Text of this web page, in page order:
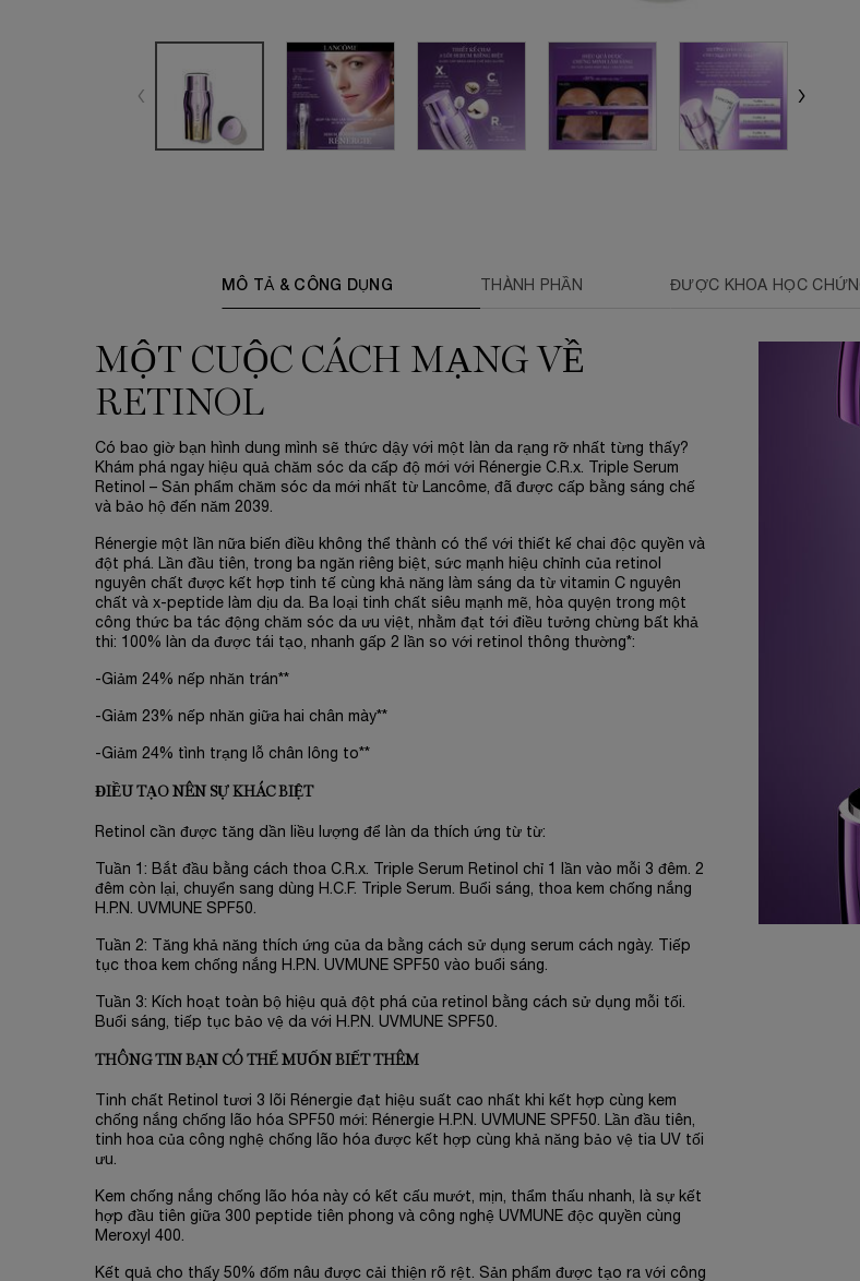
MÔ TẢ & CÔNG DỤNG THÀNH PHẦN ĐƯỢC KHOA HỌC
MỘT CUỘC CÁCH MẠNG VỀ
RETINOL
Có bao giờ bạn hình dung mình sẽ thức dậy với một làn da rạng rỡ nhất từng thấy?
Khám phá ngay hiệu quả chăm sóc da cấp độ mới với Rénergie C.R.x. Triple Serum
Retinol – Sản phẩm chăm sóc da mới nhất từ Lancôme, đã được cấp bằng sáng chế
và bảo hộ đến năm 2039.
Rénergie một lần nữa biến điều không thể thành có thể với thiết kế chai độc quyền và
đột phá. Lần đầu tiên, trong ba ngăn riêng biệt, sức mạnh hiệu chỉnh của retinol
nguyên chất được kết hợp tinh tế cùng khả năng làm sáng da từ vitamin C nguyên
chất và x-peptide làm dịu da. Ba loại tinh chất siêu mạnh mẽ, hòa quyện trong một
công thức ba tác động chăm sóc da ưu việt, nhằm đạt tới điều tưởng chừng bất khả
thi: 100% làn da được tái tạo, nhanh gấp 2 lần so với retinol thông thường*:
-Giảm 24% nếp nhăn trán**
-Giảm 23% nếp nhăn giữa hai chân mày**
-Giảm 24% tình trạng lỗ chân lông to**
ĐIỀU TẠO NÊN SỰ KHÁC BIỆT
Retinol cần được tăng dần liều lượng để làn da thích ứng từ từ:
Tuần 1: Bắt đầu bằng cách thoa C.R.x. Triple Serum Retinol chỉ 1 lần vào mỗi 3 đêm. 2
đêm còn lại, chuyển sang dùng H.C.F. Triple Serum. Buổi sáng, thoa kem chống nắng
H.P.N. UVMUNE SPF50.
Tuần 2: Tăng khả năng thích ứng của da bằng cách sử dụng serum cách ngày. Tiếp
tục thoa kem chống nắng H.P.N. UVMUNE SPF50 vào buổi sáng.
Tuần 3: Kích hoạt toàn bộ hiệu quả đột phá của retinol bằng cách sử dụng mỗi tối.
Buổi sáng, tiếp tục bảo vệ da với H.P.N. UVMUNE SPF50.
THÔNG TIN BẠN CÓ THỂ MUỐN BIẾT THÊM
Tinh chất Retinol tươi 3 lõi Rénergie đạt hiệu suất cao nhất khi kết hợp cùng kem
chống nắng chống lão hóa SPF50 mới: Rénergie H.P.N. UVMUNE SPF50. Lần đầu tiên,
tinh hoa của công nghệ chống lão hóa được kết hợp cùng khả năng bảo vệ tia UV tối
ưu.
Kem chống nắng chống lão hóa này có kết cấu mướt, mịn, thẩm thấu nhanh, là sự kết
hợp đầu tiên giữa 300 peptide tiên phong và công nghệ UVMUNE độc quyền cùng
Meroxyl 400.
Kết quả cho thấy 50% đốm nâu được cải thiện rõ rệt. Sản phẩm được tạo ra với công